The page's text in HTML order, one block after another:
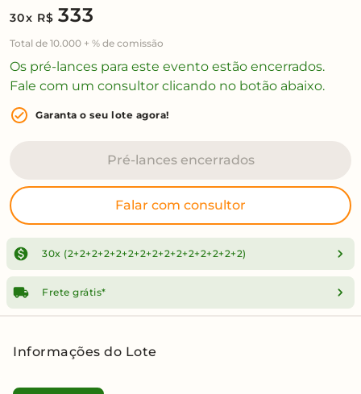
30x R$ 333
Total de 10.000 + % de comissão
Os pré-lances para este evento estão encerrados.
Fale com um consultor clicando no botão abaixo.
Garanta o seu lote agora!
Pré-lances encerrados
Falar com consultor
30x (2+2+2+2+2+2+2+2+2+2+2+2+2+2+2)
Frete grátis*
Informações do Lote